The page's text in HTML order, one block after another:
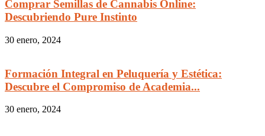
Comprar Semillas de Cannabis Online:
Descubriendo Pure Instinto
30 enero, 2024
Formación Integral en Peluquería y Estética:
Descubre el Compromiso de Academia...
30 enero, 2024